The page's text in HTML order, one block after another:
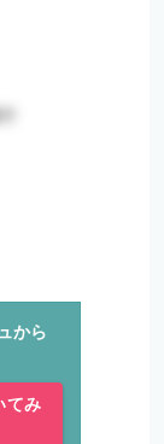
から
てみ